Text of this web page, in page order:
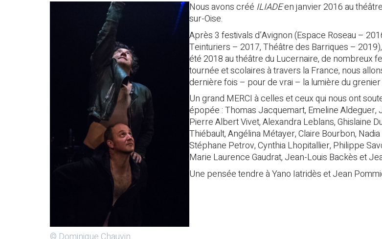
Nous avons créé ILIADEen janvier 2016 au
sur-Oise.
Après 3 festivals d’Avignon (Espace Roseau –
Teinturiers – 2017, Théâtre des Barriques –
été 2018 au théâtre du Lucernaire, de nombreux
tournée et scolaires à travers la France, nous
dernière fois – pour de vrai – la lumière du
Un grand MERCI à celles et ceux qui nous ont
épopée : Thomas Jacquemart, Emeline Aldeguer,
Pierre Albert Vivet, Alexandra Leblans, Ghislaine
Thiébault, Angélina Métayer, Claire Bourbon,
Stéphane Petrov, Cynthia Lhopitallier, Philippe
Marie Laurence Gaudrat, Jean-Louis Backès et
Une pensée tendre à Yano Iatridès et Jean